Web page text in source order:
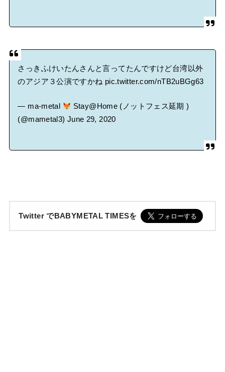
さっきふけいたんさんと言ってたんですけど台湾以外
のアジア３公演ですかね pic.twitter.com/nTB2uBGg63
— ma-metal
Stay@Home (ノットフェス延期 )
(@mametal3) June 29, 2020
Twitter でBABYMETAL TIMESを